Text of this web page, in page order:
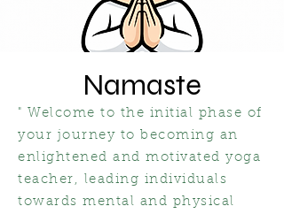
Namaste
" Welcome to the initial phase of
your journey to becoming an
enlightened and motivated yoga
teacher, leading individuals
towards mental and physical